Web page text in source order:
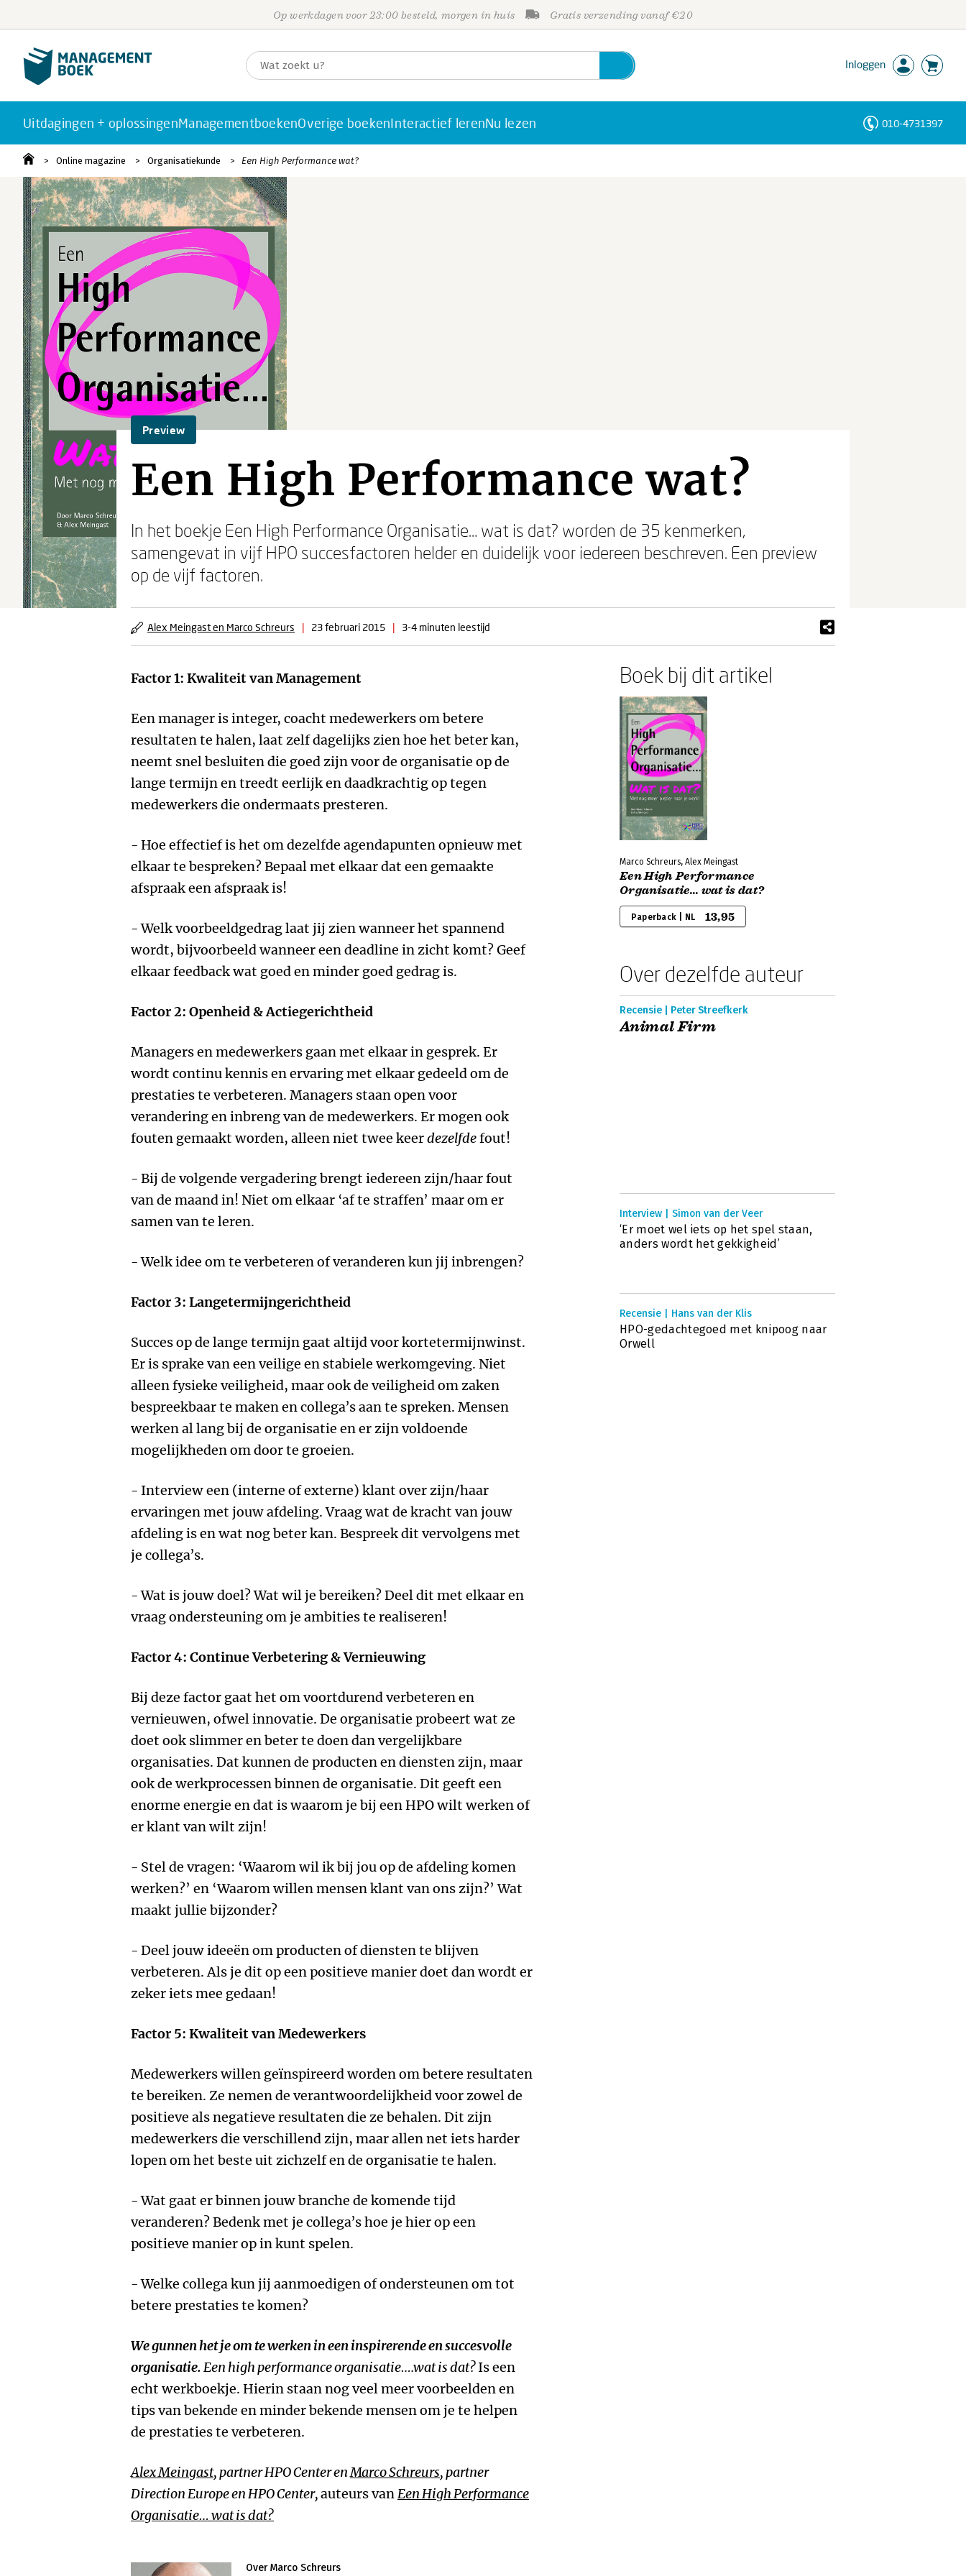
Op werkdagen voor 23:00 besteld, morgen in huis Gratis verzending vanaf €20
Inloggen
Uitdagingen + oplossingenManagementboekenOverige boekenInteractief lerenNu lezen 010-4731397
Online magazine Organisatiekunde Een High Performance wat?
Preview
Een High Performance wat?
In het boekje Een High Performance Organisatie… wat is dat? worden de 35 kenmerken,
samengevat in vijf HPO succesfactoren helder en duidelijk voor iedereen beschreven. Een preview
op de vijf factoren.
Alex Meingast en Marco Schreurs | 23 februari 2015 | 3-4 minuten leestijd
Factor 1: Kwaliteit van Management
Een manager is integer, coacht medewerkers om betere
resultaten te halen, laat zelf dagelijks zien hoe het beter kan,
neemt snel besluiten die goed zijn voor de organisatie op de
lange termijn en treedt eerlijk en daadkrachtig op tegen
medewerkers die ondermaats presteren.
- Hoe effectief is het om dezelfde agendapunten opnieuw met
elkaar te bespreken? Bepaal met elkaar dat een gemaakte
afspraak een afspraak is!
- Welk voorbeeldgedrag laat jij zien wanneer het spannend
wordt, bijvoorbeeld wanneer een deadline in zicht komt? Geef
elkaar feedback wat goed en minder goed gedrag is.
Factor 2: Openheid & Actiegerichtheid
Managers en medewerkers gaan met elkaar in gesprek. Er
wordt continu kennis en ervaring met elkaar gedeeld om de
prestaties te verbeteren. Managers staan open voor
verandering en inbreng van de medewerkers. Er mogen ook
fouten gemaakt worden, alleen niet twee keerdezelfdefout!
- Bij de volgende vergadering brengt iedereen zijn/haar fout
van de maand in! Niet om elkaar ‘af te straffen’ maar om er
samen van te leren.
- Welk idee om te verbeteren of veranderen kun jij inbrengen?
Factor 3: Langetermijngerichtheid
Succes op de lange termijn gaat altijd voor kortetermijnwinst.
Er is sprake van een veilige en stabiele werkomgeving. Niet
alleen fysieke veiligheid, maar ook de veiligheid om zaken
bespreekbaar te maken en collega’s aan te spreken. Mensen
werken al lang bij de organisatie en er zijn voldoende
mogelijkheden om door te groeien.
- Interview een (interne of externe) klant over zijn/haar
ervaringen met jouw afdeling. Vraag wat de kracht van jouw
afdeling is en wat nog beter kan. Bespreek dit vervolgens met
je collega’s.
- Wat is jouw doel? Wat wil je bereiken? Deel dit met elkaar en
vraag ondersteuning om je ambities te realiseren!
Factor 4: Continue Verbetering & Vernieuwing
Bij deze factor gaat het om voortdurend verbeteren en
vernieuwen, ofwel innovatie. De organisatie probeert wat ze
doet ook slimmer en beter te doen dan vergelijkbare
organisaties. Dat kunnen de producten en diensten zijn, maar
ook de werkprocessen binnen de organisatie. Dit geeft een
enorme energie en dat is waarom je bij een HPO wilt werken of
er klant van wilt zijn!
- Stel de vragen: ‘Waarom wil ik bij jou op de afdeling komen
werken?’ en ‘Waarom willen mensen klant van ons zijn?’ Wat
maakt jullie bijzonder?
- Deel jouw ideeën om producten of diensten te blijven
verbeteren. Als je dit op een positieve manier doet dan wordt er
zeker iets mee gedaan!
Factor 5: Kwaliteit van Medewerkers
Medewerkers willen geïnspireerd worden om betere resultaten
te bereiken. Ze nemen de verantwoordelijkheid voor zowel de
positieve als negatieve resultaten die ze behalen. Dit zijn
medewerkers die verschillend zijn, maar allen net iets harder
lopen om het beste uit zichzelf en de organisatie te halen.
- Wat gaat er binnen jouw branche de komende tijd
veranderen? Bedenk met je collega’s hoe je hier op een
positieve manier op in kunt spelen.
- Welke collega kun jij aanmoedigen of ondersteunen om tot
betere prestaties te komen?
We gunnen het je om te werken in een inspirerende en succesvolle
organisatie.Een high performance organisatie….wat is dat?Is een
echt werkboekje. Hierin staan nog veel meer voorbeelden en
tips van bekende en minder bekende mensen om je te helpen
de prestaties te verbeteren.
Alex Meingast, partner HPO Center enMarco Schreurs, partner
Direction Europe en HPO Center,auteurs vanEen High Performance
Organisatie… wat is dat?
Over Marco Schreurs
Boek bij dit artikel
Marco Schreurs, Alex Meingast
Een High Performance
Organisatie... wat is dat?
Paperback | NL 13,95
Over dezelfde auteur
Recensie | Peter Streefkerk
Animal Firm
Interview | Simon van der Veer
‘Er moet wel iets op het spel staan,
anders wordt het gekkigheid’
Recensie | Hans van der Klis
HPO-gedachtegoed met knipoog naar
Orwell
Personen